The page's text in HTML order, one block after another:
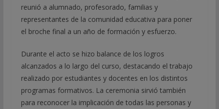
reunió a alumnado, profesorado, familias y
representantes de la comunidad educativa para poner
el broche final a un año de formación y esfuerzo.
Durante el acto se hizo balance de los logros
alcanzados a lo largo del curso, destacando el trabajo
realizado por estudiantes y docentes en los distintos
programas formativos. La ceremonia sirvió también
para reconocer la implicación de todas las personas y